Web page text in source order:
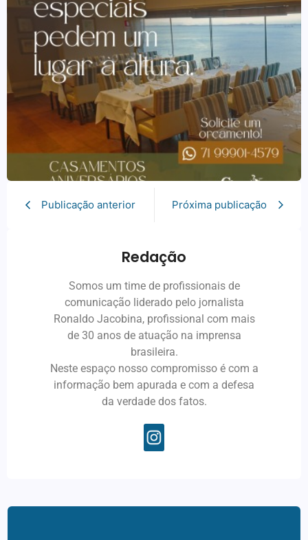
Publicação anterior Próxima publicação
Redação
Somos um time de profissionais de
comunicação liderado pelo jornalista
Ronaldo Jacobina, profissional com mais
de 30 anos de atuação na imprensa
brasileira.
Neste espaço nosso compromisso é com a
informação bem apurada e com a defesa
da verdade dos fatos.